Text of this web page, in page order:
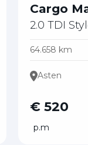
Cargo
2.0 TDI
64.658 km
Asten
€ 520
p.m